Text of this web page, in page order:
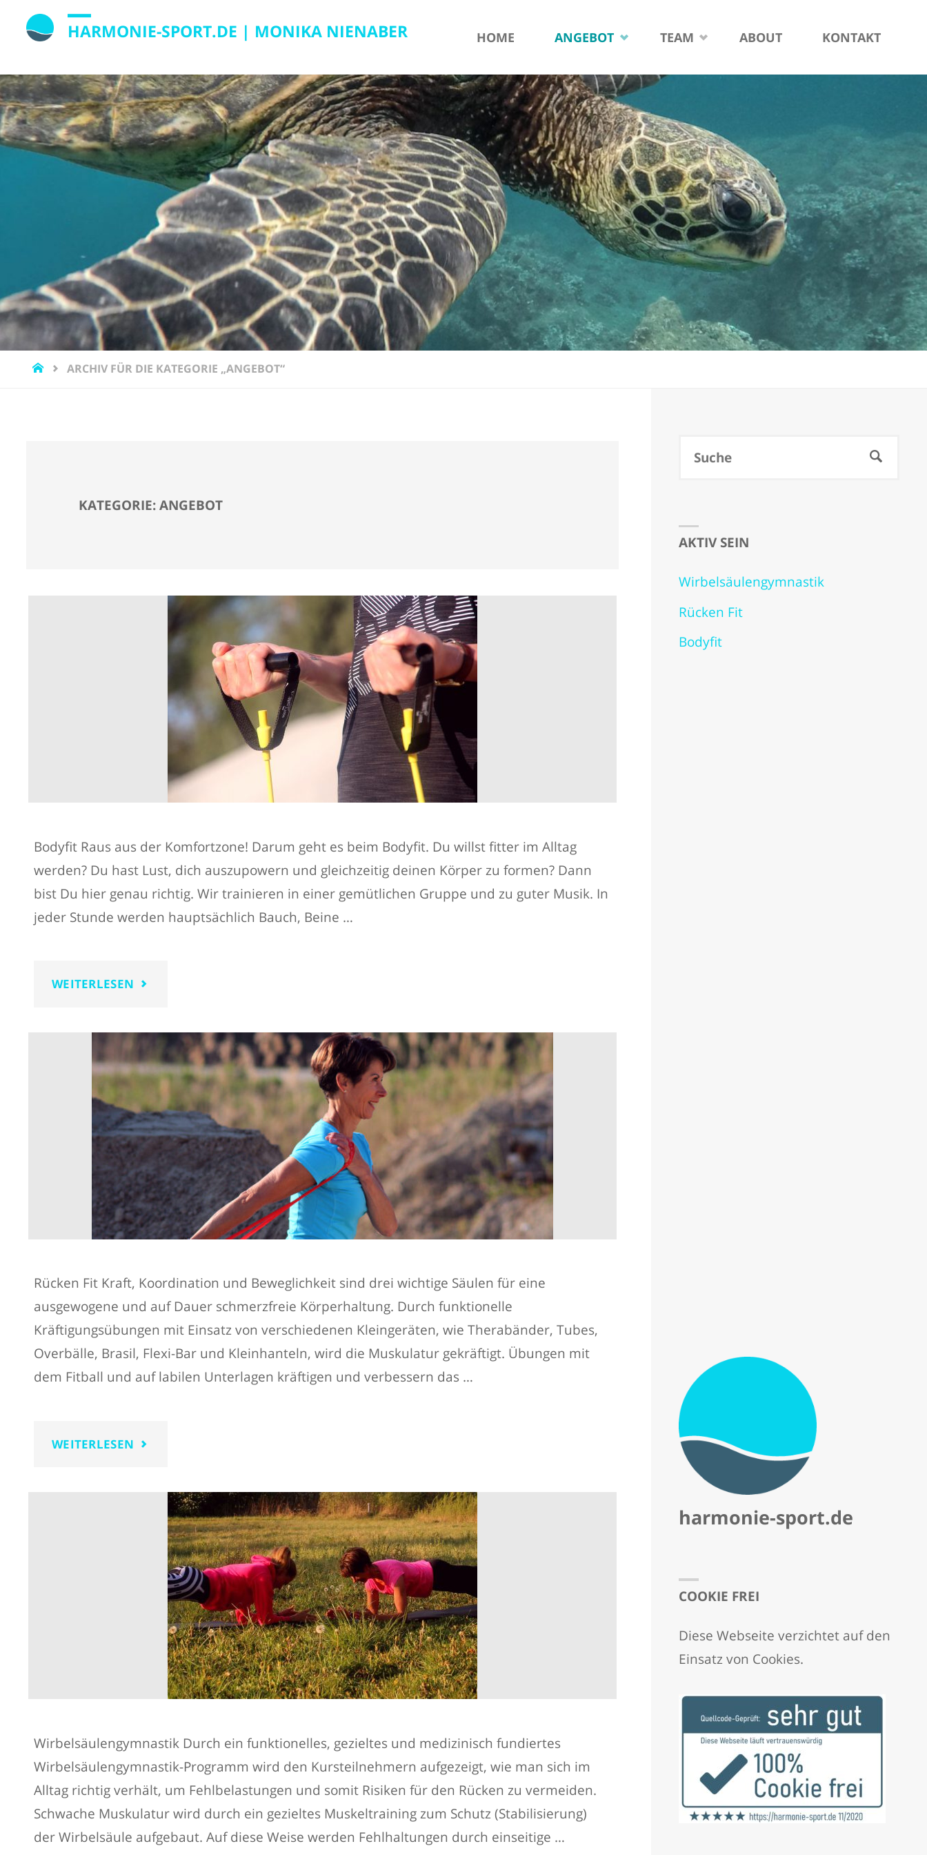
HARMONIE-SPORT.DE | MONIKA NIENABER
springen
HOME ANGEBOT TEAM ABOUT KONTAKT
STARTARCHIV FÜR DIE KATEGORIE „ANGEBOT“
KATEGORIE:ANGEBOT
Bodyfit Raus aus der Komfortzone! Darum geht es beim Bodyfit. Du willst fitter im Alltag
werden? Du hast Lust, dich auszupowern und gleichzeitig deinen Körper zu formen? Dann
bist Du hier genau richtig. Wir trainieren in einer gemütlichen Gruppe und zu guter Musik. In
jeder Stunde werden hauptsächlich Bauch, Beine …
WEITERLESEN "BODYFIT"
Rücken Fit Kraft, Koordination und Beweglichkeit sind drei wichtige Säulen für eine
ausgewogene und auf Dauer schmerzfreie Körperhaltung. Durch funktionelle
Kräftigungsübungen mit Einsatz von verschiedenen Kleingeräten, wie Therabänder, Tubes,
Overbälle, Brasil, Flexi-Bar und Kleinhanteln, wird die Muskulatur gekräftigt. Übungen mit
dem Fitball und auf labilen Unterlagen kräftigen und verbessern das …
WEITERLESEN "RÜCKEN
Wirbelsäulengymnastik Durch ein funktionelles, gezieltes und medizinisch fundiertes
Wirbelsäulengymnastik-Programm wird den Kursteilnehmern aufgezeigt, wie man sich im
Alltag richtig verhält, um Fehlbelastungen und somit Risiken für den Rücken zu vermeiden.
Schwache Muskulatur wird durch ein gezieltes Muskeltraining zum Schutz (Stabilisierung)
der Wirbelsäule aufgebaut. Auf diese Weise werden Fehlhaltungen durch einseitige …
SUCHE
AKTIV SEIN
Wirbelsäulengymnastik
Rücken Fit
Bodyfit
harmonie-sport.de
COOKIE FREI
Diese Webseite verzichtet auf den
Einsatz von Cookies.